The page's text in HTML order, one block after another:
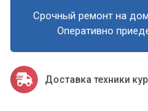
Обращение в наш
профессиональный
Мастер выезжает на место
проведения всех
Этапы нашей работы
Срочный ремонт на
Оперативно
Доставка техники